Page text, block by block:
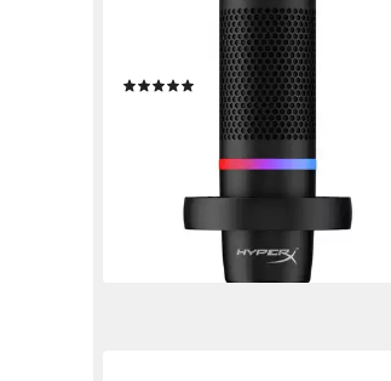
Streaming-Mikrofon DuoCast, USB,
RGB-Beleuchtung, ungerichtet
lieferbar - in 3-4 Werktagen bei dir